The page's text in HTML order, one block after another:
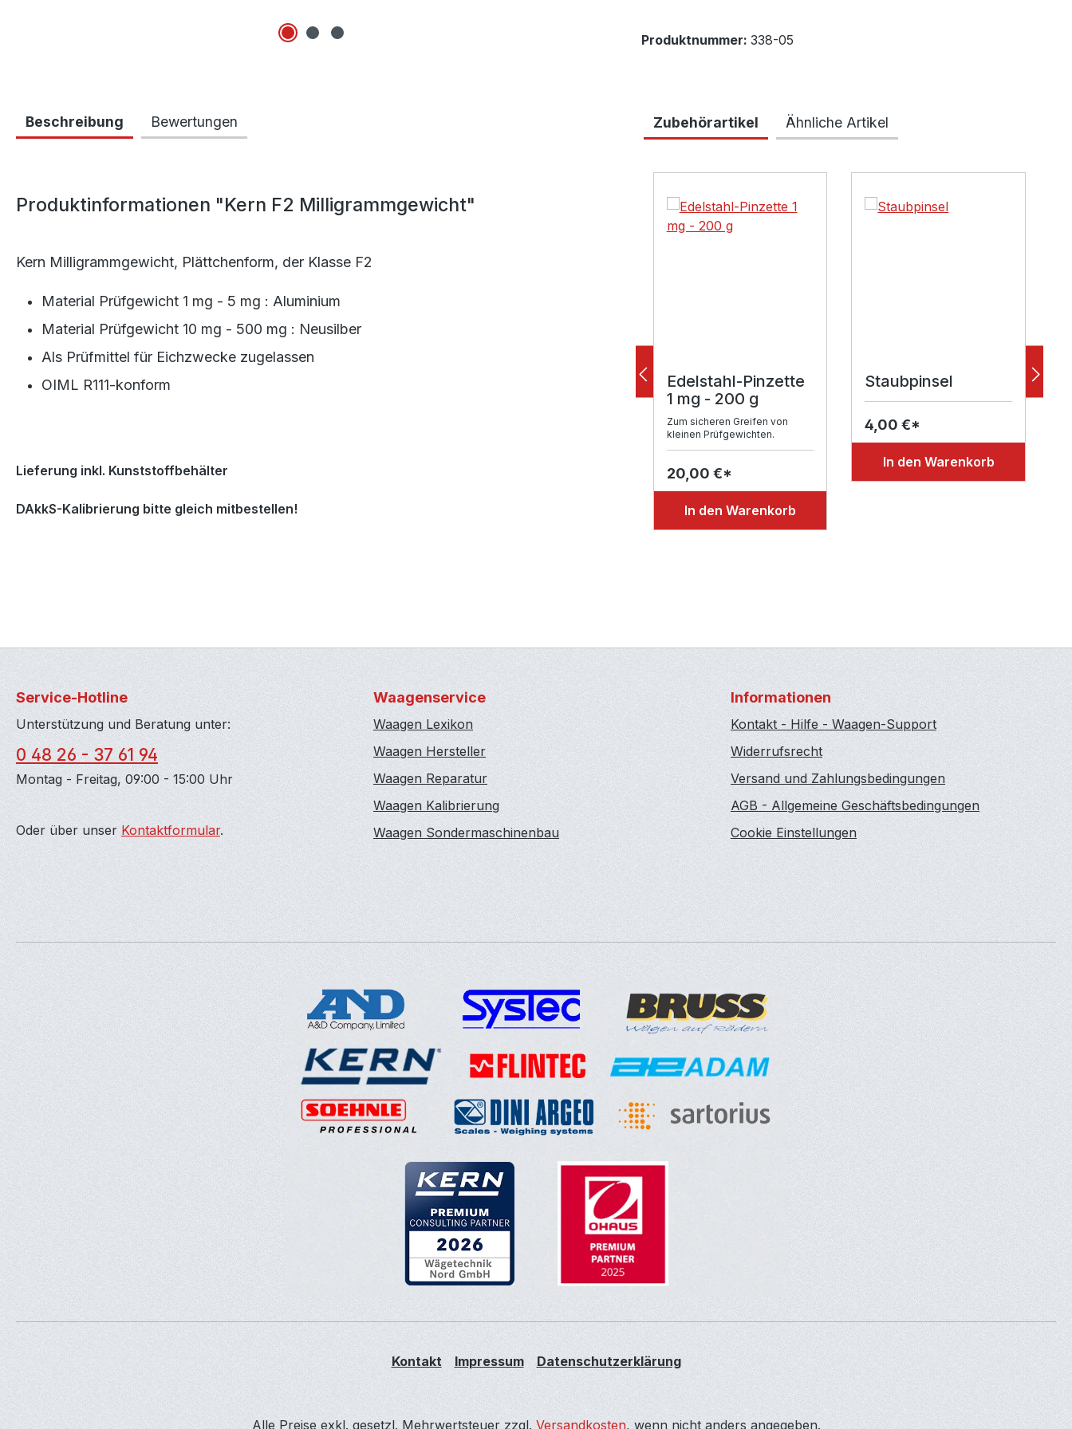
Produktnummer: 338-05
Beschreibung Bewertungen
Produktinformationen "Kern F2 Milligrammgewicht"
Kern Milligrammgewicht, Plättchenform, der Klasse F2
Material Prüfgewicht 1 mg - 5 mg : Aluminium
Material Prüfgewicht 10 mg - 500 mg : Neusilber
Als Prüfmittel für Eichzwecke zugelassen
OIML R111-konform
Lieferung inkl. Kunststoffbehälter
DAkkS-Kalibrierung bitte gleich mitbestellen!
Zubehörartikel Ähnliche Artikel
Edelstahl-Pinzette
1 mg - 200 g
Zum sicheren Greifen von
kleinen Prüfgewichten.
20,00 €*
In den Warenkorb
Staubpinsel
4,00 €*
In den Warenkorb
Service-Hotline
Unterstützung und Beratung unter:
0 48 26 - 37 61 94
Montag - Freitag, 09:00 - 15:00 Uhr
Oder über unser Kontaktformular.
Waagenservice
Waagen Lexikon
Waagen Hersteller
Waagen Reparatur
Waagen Kalibrierung
Waagen Sondermaschinenbau
Informationen
Kontakt - Hilfe - Waagen-Support
Widerrufsrecht
Versand und Zahlungsbedingungen
AGB - Allgemeine Geschäftsbedingungen
Cookie Einstellungen
Kontakt Impressum Datenschutzerklärung
Alle Preise exkl. gesetzl. Mehrwertsteuer zzgl. Versandkosten, wenn nicht anders angegeben.